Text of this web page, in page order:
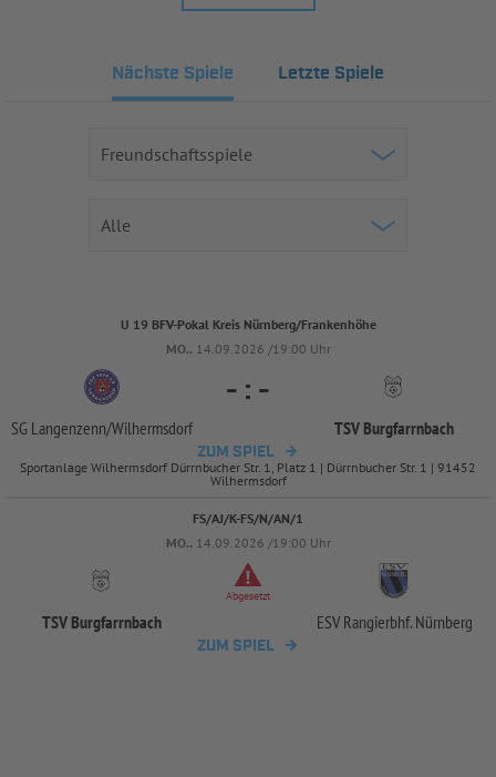
Nächste Spiele Letzte Spiele
U 19 BFV-Pokal Kreis Nürnberg/Frankenhöhe
MO.. 14.09.2026 /19:00 Uhr
SG Langenzenn/Wilhermsdorf
- : -
TSV Burgfarrnbach
ZUM SPIEL
Sportanlage Wilhermsdorf Dürrnbucher Str. 1, Platz 1 | Dürrnbucher Str. 1 | 91452
Wilhermsdorf
FS/AJ/K-FS/N/AN/1
MO.. 14.09.2026 /19:00 Uhr
TSV Burgfarrnbach
Abgesetzt
ESV Rangierbhf. Nürnberg
ZUM SPIEL